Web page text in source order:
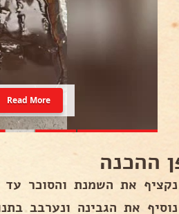
Read More
ההכנה
נקציף את השמנת והסוכר
נוסיף את הגבינה ונערבב